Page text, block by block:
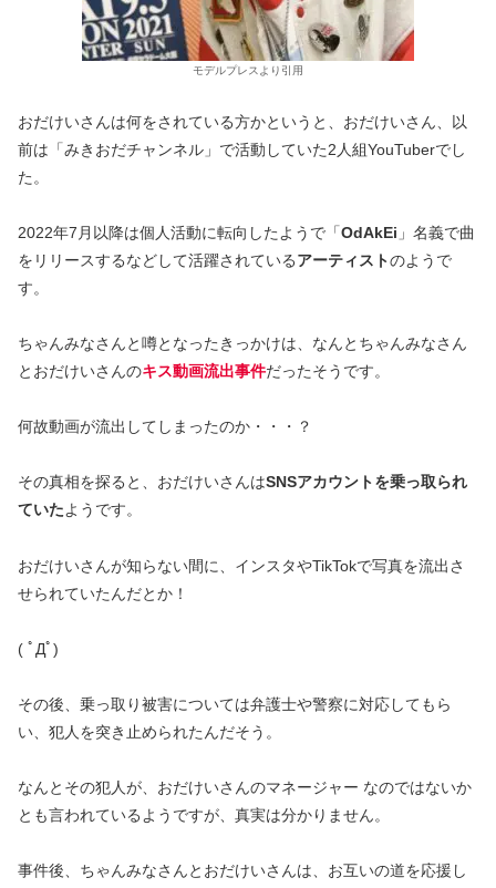
モデルプレスより引用
おだけいさんは何をされている方かというと、おだけいさん、以
前は「みきおだチャンネル」で活動していた2人組YouTuberでし
た。
2022年7月以降は個人活動に転向したようで「OdAkEi 」名義で曲
をリリースするなどして活躍されているアーティストのようで
す。
ちゃんみなさんと噂となったきっかけは、なんとちゃんみなさん
とおだけいさんのキス動画流出事件だったそうです。
何故動画が流出してしまったのか・・・？
その真相を探ると、おだけいさんはSNSアカウントを乗っ取られ
ていたようです。
おだけいさんが知らない間に、インスタやTikTokで写真を流出さ
せられていたんだとか！
( ﾟДﾟ)
その後、乗っ取り被害については弁護士や警察に対応してもら
い、犯人を突き止められたんだそう。
なんとその犯人が、おだけいさんのマネージャー なのではないか
とも言われているようですが、真実は分かりません。
事件後、ちゃんみなさんとおだけいさんは、お互いの道を応援し